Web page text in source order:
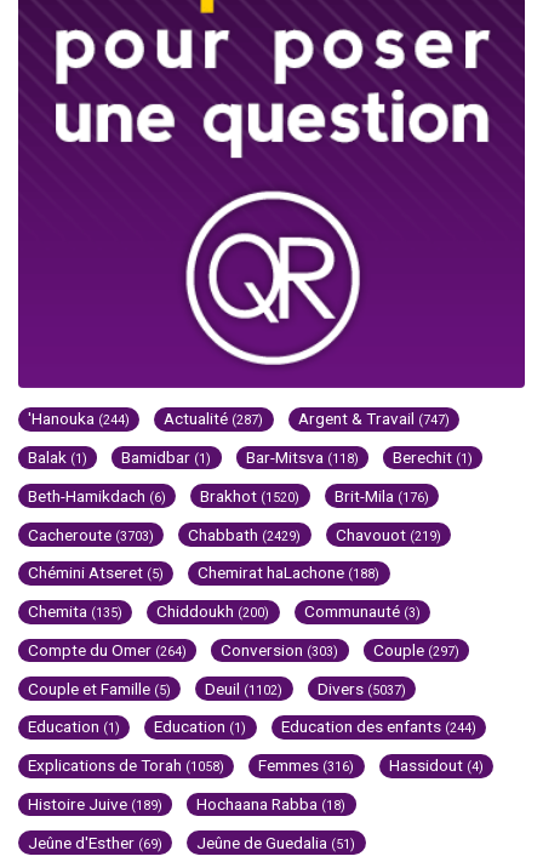
'Hanouka (244) Actualité (287) Argent & Travail (747)
Balak (1) Bamidbar (1) Bar-Mitsva (118) Berechit (1)
Beth-Hamikdach (6) Brakhot (1520) Brit-Mila (176)
Cacheroute (3703) Chabbath (2429) Chavouot (219)
Chémini Atseret (5) Chemirat haLachone (188)
Chemita (135) Chiddoukh (200) Communauté (3)
Compte du Omer (264) Conversion (303) Couple (297)
Couple et Famille (5) Deuil (1102) Divers (5037)
Education (1) Education (1) Education des enfants (244)
Explications de Torah (1058) Femmes (316) Hassidout (4)
Histoire Juive (189) Hochaana Rabba (18)
Jeûne d'Esther (69) Jeûne de Guedalia (51)